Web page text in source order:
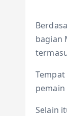
bagian
Selain